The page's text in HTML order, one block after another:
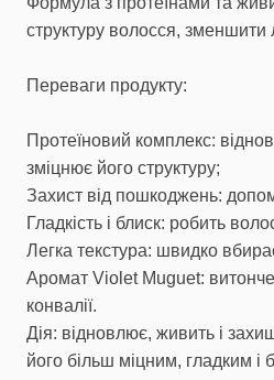
структуру волосся, зменшити
Переваги продукту:
Протеїновий комплекс:
зміцнює його структуру;
Захист від пошкоджень:
Гладкість і блиск: робить
Легка текстура: швидко
Аромат Violet Muguet:
конвалії.
Дія: відновлює, живить і
його більш міцним, гладким і